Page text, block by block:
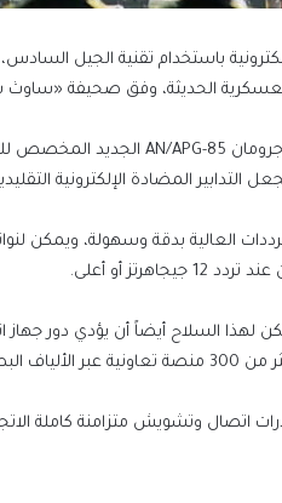
باستخدام تقنية الجيل
العسكرية الحديثة، وفق صحيفة
العالية بدقة وسهولة، ويمكن
لهذا السلاح أيضاً أن يؤدي دور
فائقة.
اتصال وتشويش متزامنة كاملة